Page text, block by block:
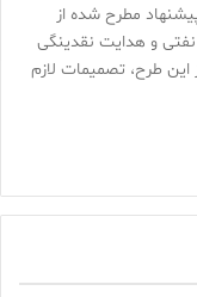
مطرح شده از
و هدایت نقدینگی
طرح، تصمیمات لازم